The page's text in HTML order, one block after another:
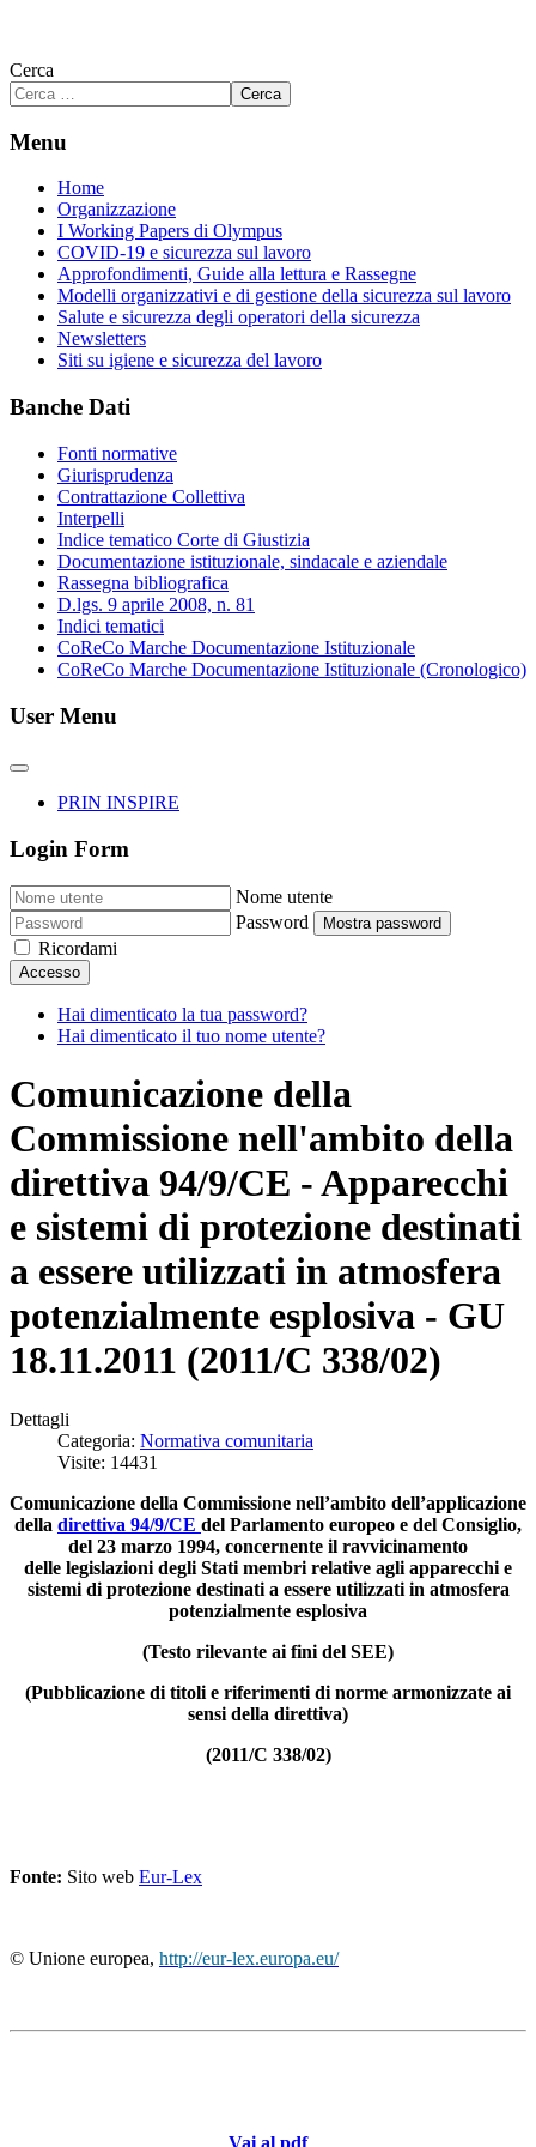
Cerca
Cerca
Menu
Home
Organizzazione
I Working Papers di Olympus
COVID-19 e sicurezza sul lavoro
Approfondimenti, Guide alla lettura e Rassegne
Modelli organizzativi e di gestione della sicurezza sul lavoro
Salute e sicurezza degli operatori della sicurezza
Newsletters
Siti su igiene e sicurezza del lavoro
Banche Dati
Fonti normative
Giurisprudenza
Contrattazione Collettiva
Interpelli
Indice tematico Corte di Giustizia
Documentazione istituzionale, sindacale e aziendale
Rassegna bibliografica
D.lgs. 9 aprile 2008, n. 81
Indici tematici
CoReCo Marche Documentazione Istituzionale
CoReCo Marche Documentazione Istituzionale (Cronologico)
User Menu
PRIN INSPIRE
Login Form
Nome utente
Password
Mostra password
Ricordami
Accesso
Hai dimenticato la tua password?
Hai dimenticato il tuo nome utente?
Comunicazione della
Commissione nell'ambito della
direttiva 94/9/CE - Apparecchi
e sistemi di protezione destinati
a essere utilizzati in atmosfera
potenzialmente esplosiva - GU
18.11.2011 (2011/C 338/02)
Dettagli
Categoria: Normativa comunitaria
Visite: 14431
Comunicazione della Commissione nell’ambito dell’applicazione
della direttiva 94/9/CE del Parlamento europeo e del Consiglio,
del 23 marzo 1994, concernente il ravvicinamento
delle legislazioni degli Stati membri relative agli apparecchi e
sistemi di protezione destinati a essere utilizzati in atmosfera
potenzialmente esplosiva
(Testo rilevante ai fini del SEE)
(Pubblicazione di titoli e riferimenti di norme armonizzate ai
sensi della direttiva)
(2011/C 338/02)
Fonte: Sito web Eur-Lex
© Unione europea, http://eur-lex.europa.eu/
Vai al pdf